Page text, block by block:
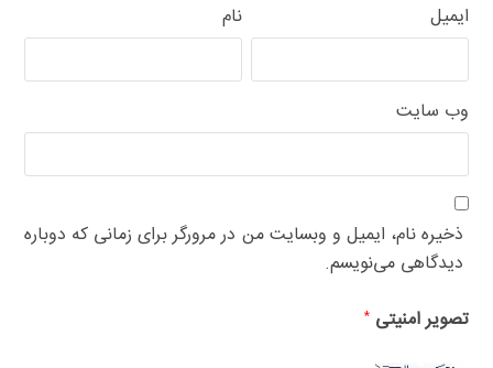
نام ایمیل
وب‌ سایت
ذخیره نام، ایمیل و وبسایت من در مرورگر برای زمانی که دوباره
دیدگاهی می‌نویسم.
تصویر امنیتی*